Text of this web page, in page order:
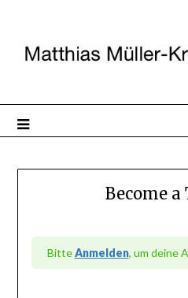
Become a
BitteAnmelden, um deine